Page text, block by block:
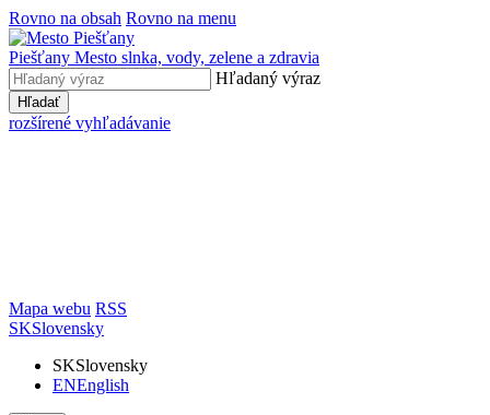
Rovno na obsah Rovno na menu
Piešťany Mesto slnka, vody, zelene a zdravia
Hľadaný výraz
Hľadať
rozšírené vyhľadávanie
Mapa webu RSS
SKSlovensky
SKSlovensky
ENEnglish